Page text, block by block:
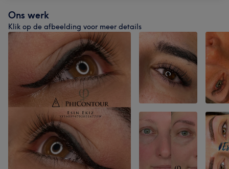
Ons werk
Klik op de afbeelding voor meer details